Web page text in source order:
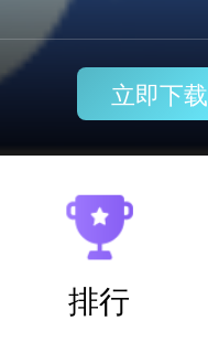
立即下载
排行